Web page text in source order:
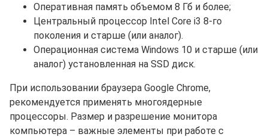
Оперативная память объемом 8 Гб и более;
Центральный процессор Intel Core i3 8-го
поколения и старше (или аналог).
Операционная система Windows 10 и старше (или
аналог) установленная на SSD диск.
При использовании браузера Google Chrome,
рекомендуется применять многоядерные
процессоры. Размер и разрешение монитора
компьютера – важные элементы при работе с